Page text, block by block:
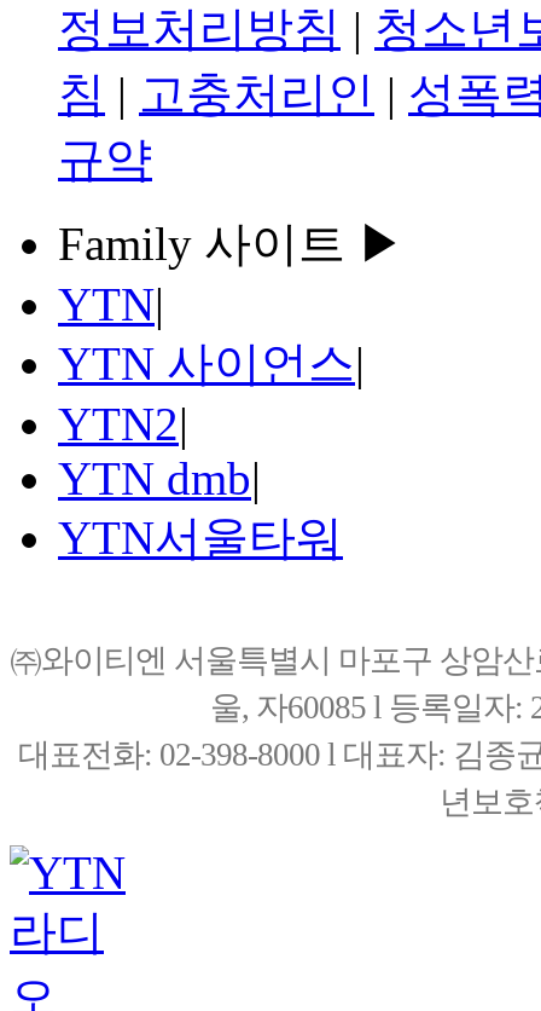
정보처리방침 | 청소년
침 | 고충처리인 | 성폭
규약
Family 사이트 ▶
YTN|
YTN 사이언스|
YTN2|
YTN dmb|
YTN서울타워
㈜와이티엔 서울특별시 마포구 상암
울, 자60085 l 등록일자:
대표전화: 02-398-8000 l 대표자: 김종
년보